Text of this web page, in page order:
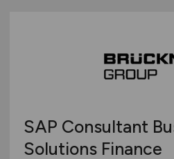
SAP Consultant
Solutions Finance